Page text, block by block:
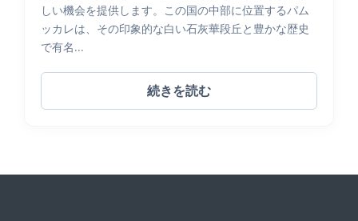
しい機会を提供します。この国の中部に位置するパム
ッカレは、その印象的な白い石灰華段丘と豊かな歴史
で有名...
続きを読む